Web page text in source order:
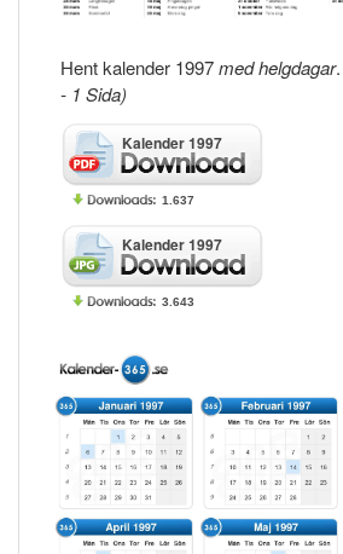
Hent kalender 1997med helgdagar.
- 1 Sida)
Kalender 1997
1.637
Kalender 1997
3.643